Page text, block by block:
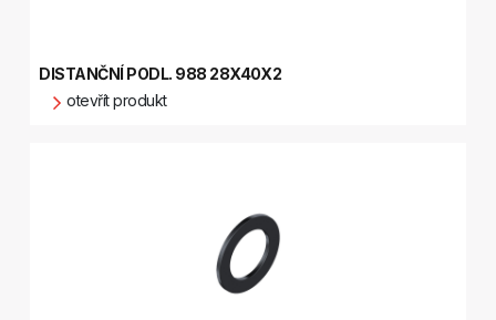
DISTANČNÍ PODL. 988 28X40X2
otevřít produkt